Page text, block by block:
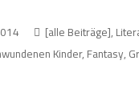
[alle Beiträge],
Kinder, Fantasy,